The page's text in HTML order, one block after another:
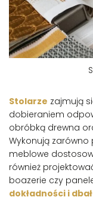
Stolarze zajmują
dobieraniem
obróbką drewna
Wykonują zarówno
meblowe
również
boazerie czy
dokładności i